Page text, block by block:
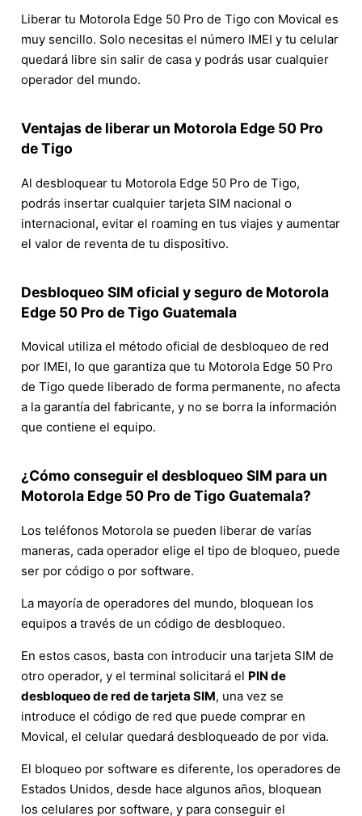
Liberar tu Motorola Edge 50 Pro de Tigo con Movical es
muy sencillo. Solo necesitas el número IMEI y tu celular
quedará libre sin salir de casa y podrás usar cualquier
operador del mundo.
Ventajas de liberar un Motorola Edge 50 Pro
de Tigo
Al desbloquear tu Motorola Edge 50 Pro de Tigo,
podrás insertar cualquier tarjeta SIM nacional o
internacional, evitar el roaming en tus viajes y aumentar
el valor de reventa de tu dispositivo.
Desbloqueo SIM oficial y seguro de Motorola
Edge 50 Pro de Tigo Guatemala
Movical utiliza el método oficial de desbloqueo de red
por IMEI, lo que garantiza que tu Motorola Edge 50 Pro
de Tigo quede liberado de forma permanente, no afecta
a la garantía del fabricante, y no se borra la información
que contiene el equipo.
¿Cómo conseguir el desbloqueo SIM para un
Motorola Edge 50 Pro de Tigo Guatemala?
Los teléfonos Motorola se pueden liberar de varías
maneras, cada operador elige el tipo de bloqueo, puede
ser por código o por software.
La mayoría de operadores del mundo, bloquean los
equipos a través de un código de desbloqueo.
En estos casos, basta con introducir una tarjeta SIM de
otro operador, y el terminal solicitará el PIN de
desbloqueo de red de tarjeta SIM, una vez se
introduce el código de red que puede comprar en
Movical, el celular quedará desbloqueado de por vida.
El bloqueo por software es diferente, los operadores de
Estados Unidos, desde hace algunos años, bloquean
los celulares por software, y para conseguir el